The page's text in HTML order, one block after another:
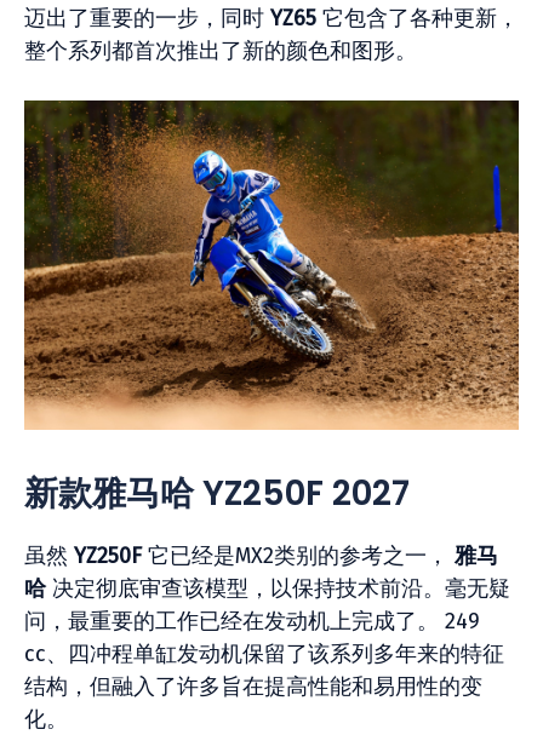
迈出了重要的一步，同时 YZ65 它包含了各种更新，
整个系列都首次推出了新的颜色和图形。
新款雅马哈 YZ250F 2027
虽然 YZ250F它已经是MX2类别的参考之一， 雅马
哈决定彻底审查该模型，以保持技术前沿。毫无疑
问，最重要的工作已经在发动机上完成了。 249
cc、四冲程单缸发动机保留了该系列多年来的特征
结构，但融入了许多旨在提高性能和易用性的变
化。